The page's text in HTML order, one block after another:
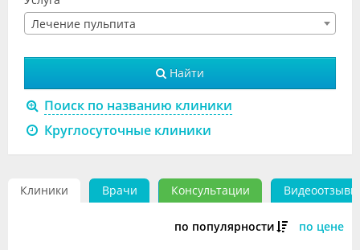
Объявления
Форум
Клиники
Лечение пульпита
Найти
Поиск по названию клиники
Круглосуточные клиники
Клиники Врачи Консультации Видеоотзывы
по популярности по цене